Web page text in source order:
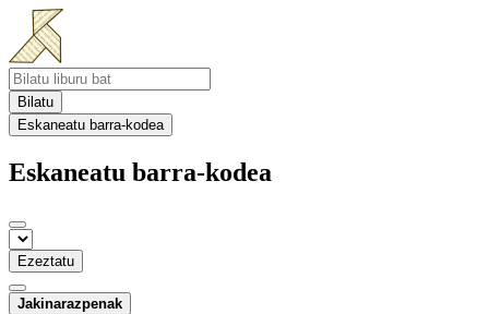
Bilatu
Eskaneatu barra-kodea
Eskaneatu barra-kodea
Ezeztatu
Jakinarazpenak